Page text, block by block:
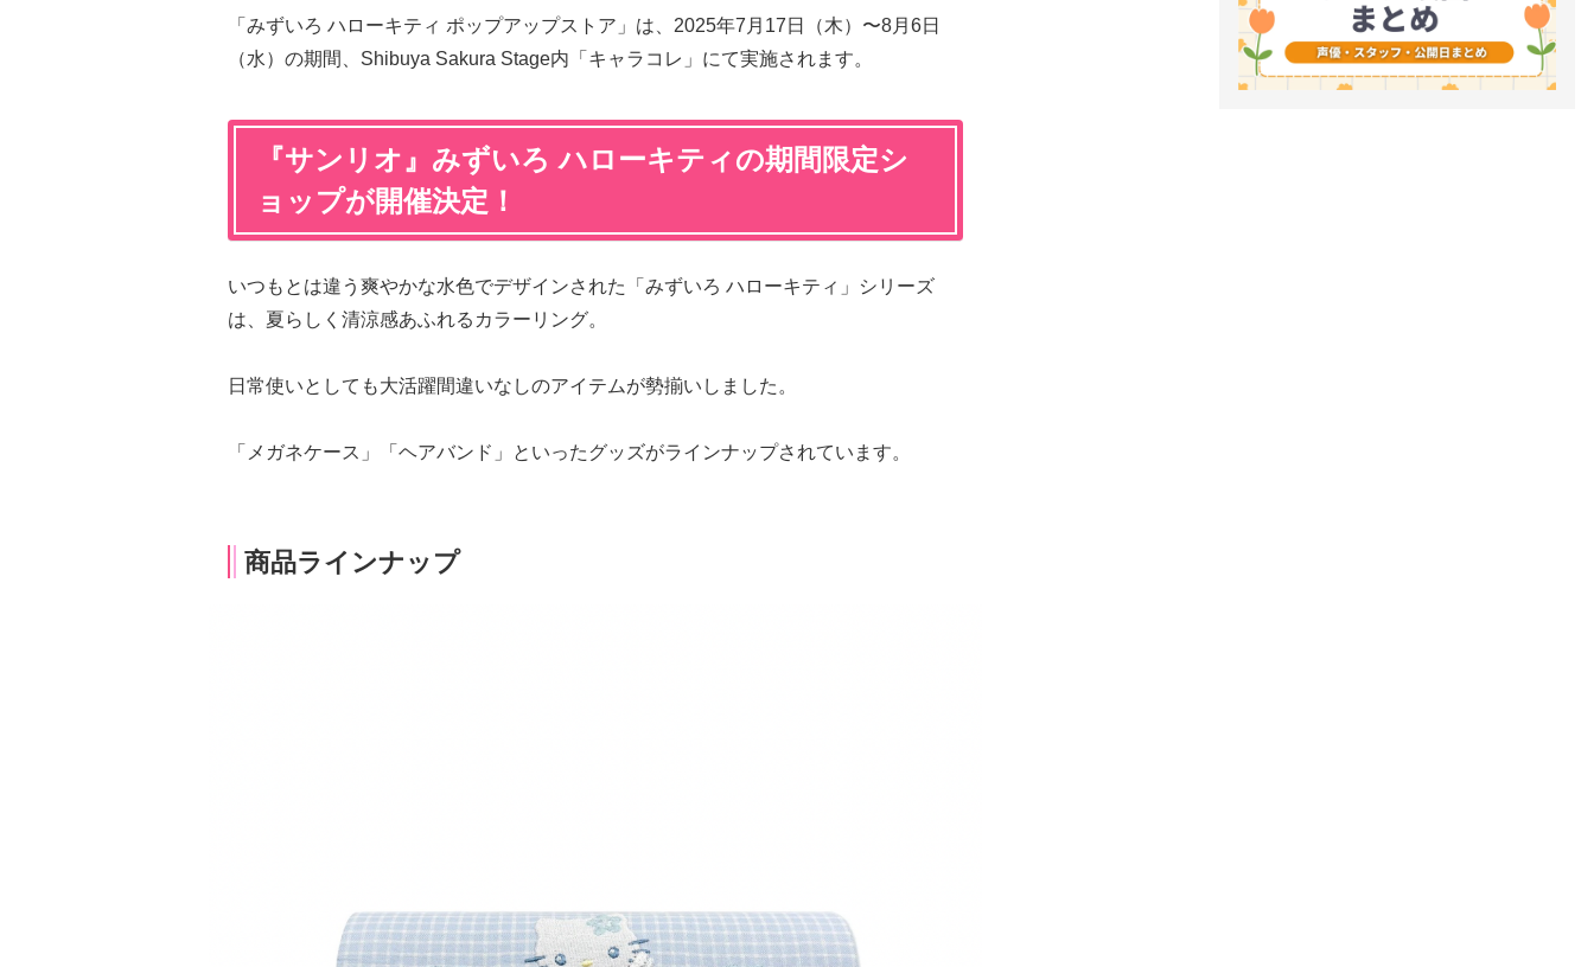
「みずいろ ハローキティ ポップアップストア」は、2025年7月17日（木）〜8月6日
（水）の期間、Shibuya Sakura Stage内「キャラコレ」にて実施されます。
『サンリオ』みずいろ ハローキティの期間限定シ
ョップが開催決定！
いつもとは違う爽やかな水色でデザインされた「みずいろ ハローキティ」シリーズ
は、夏らしく清涼感あふれるカラーリング。
日常使いとしても大活躍間違いなしのアイテムが勢揃いしました。
「メガネケース」「ヘアバンド」といったグッズがラインナップされています。
商品ラインナップ